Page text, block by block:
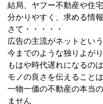
結局、ヤフー不動産や住
分かりやすく、求める情
さて・・・・・
広告の主流がネットとい
今までのような独りよが
もはや時代遅れになるの
モノの良さを伝えることは
一物一価の不動産の本当
ません